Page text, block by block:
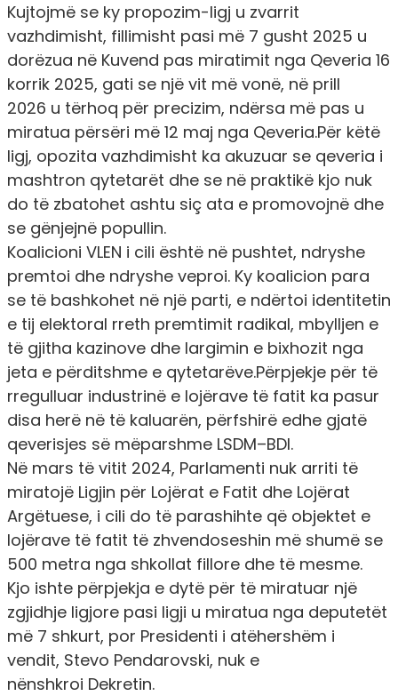
Kujtojmë se ky propozim-ligj u zvarrit
vazhdimisht, fillimisht pasi më 7 gusht 2025 u
dorëzua në Kuvend pas miratimit nga Qeveria 16
korrik 2025, gati se një vit më vonë, në prill
2026 u tërhoq për precizim, ndërsa më pas u
miratua përsëri më 12 maj nga Qeveria.Për këtë
ligj, opozita vazhdimisht ka akuzuar se qeveria i
mashtron qytetarët dhe se në praktikë kjo nuk
do të zbatohet ashtu siç ata e promovojnë dhe
se gënjejnë popullin.
Koalicioni VLEN i cili është në pushtet, ndryshe
premtoi dhe ndryshe veproi. Ky koalicion para
se të bashkohet në një parti, e ndërtoi identitetin
e tij elektoral rreth premtimit radikal, mbylljen e
të gjitha kazinove dhe largimin e bixhozit nga
jeta e përditshme e qytetarëve.Përpjekje për të
rregulluar industrinë e lojërave të fatit ka pasur
disa herë në të kaluarën, përfshirë edhe gjatë
qeverisjes së mëparshme LSDM–BDI.
Në mars të vitit 2024, Parlamenti nuk arriti të
miratojë Ligjin për Lojërat e Fatit dhe Lojërat
Argëtuese, i cili do të parashihte që objektet e
lojërave të fatit të zhvendoseshin më shumë se
500 metra nga shkollat fillore dhe të mesme.
Kjo ishte përpjekja e dytë për të miratuar një
zgjidhje ligjore pasi ligji u miratua nga deputetët
më 7 shkurt, por Presidenti i atëhershëm i
vendit, Stevo Pendarovski, nuk e
nënshkroi Dekretin.